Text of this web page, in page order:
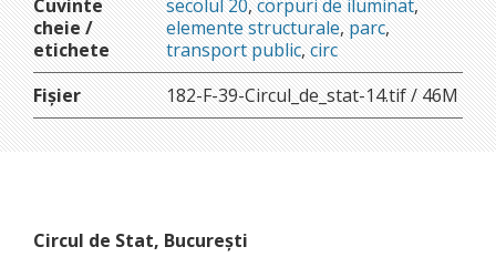
Cuvinte
cheie /
etichete
secolul 20,corpuri de iluminat,
elemente structurale,parc,
transport public,circ
Fișier
182-F-39-Circul_de_stat-14.tif / 46M
Circul de Stat, București